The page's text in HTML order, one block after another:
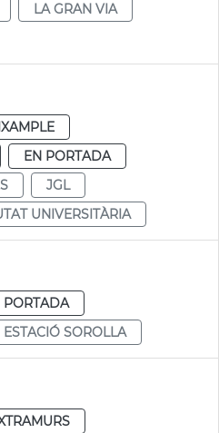
LA GRAN VIA
EN PORTADA
JGL
UNIVERSITÀRIA
PORTADA
ESTACIÓ SOROLLA